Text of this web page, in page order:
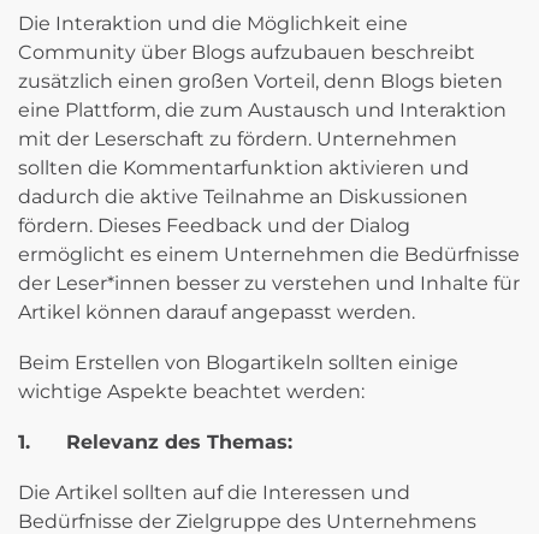
Die Interaktion und die Möglichkeit eine
Community über Blogs aufzubauen beschreibt
zusätzlich einen großen Vorteil, denn Blogs bieten
eine Plattform, die zum Austausch und Interaktion
mit der Leserschaft zu fördern. Unternehmen
sollten die Kommentarfunktion aktivieren und
dadurch die aktive Teilnahme an Diskussionen
fördern. Dieses Feedback und der Dialog
ermöglicht es einem Unternehmen die Bedürfnisse
der Leser*innen besser zu verstehen und Inhalte für
Artikel können darauf angepasst werden.
Beim Erstellen von Blogartikeln sollten einige
wichtige Aspekte beachtet werden:
1. Relevanz des Themas:
Die Artikel sollten auf die Interessen und
Bedürfnisse der Zielgruppe des Unternehmens